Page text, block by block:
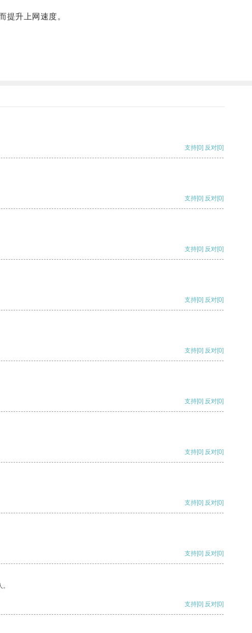
升上网速度。
支持[0] 反对[0]
支持[0] 反对[0]
支持[0] 反对[0]
支持[0] 反对[0]
支持[0] 反对[0]
支持[0] 反对[0]
支持[0] 反对[0]
支持[0] 反对[0]
支持[0] 反对[0]
支持[0] 反对[0]